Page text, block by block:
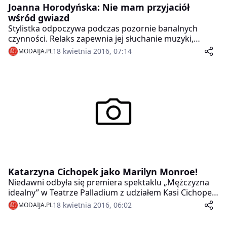
Joanna Horodyńska: Nie mam przyjaciół
wśród gwiazd
Stylistka odpoczywa podczas pozornie banalnych
czynności. Relaks zapewnia jej słuchanie muzyki,
trening na siłowni oraz spotkania z przyjaciółmi. Z tego
powodu przyjaźni się wyłącznie z osobami spoza
MODAIJA.PL18 kwietnia 2016, 07:14
Katarzyna Cichopek jako Marilyn Monroe!
Niedawni odbyła się premiera spektaklu „Mężczyzna
idealny” w Teatrze Palladium z udziałem Kasi Cichopek.
Aktorka wcieliła się w kilka postaci m.in. Marilyn
Monroe.
MODAIJA.PL18 kwietnia 2016, 06:02